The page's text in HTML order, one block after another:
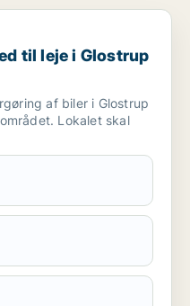
i Glostrup eller Brøndby
til leje i Glostrup
af biler i Glostrup
Lokalet skal